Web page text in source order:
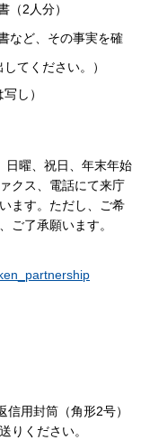
（2人分）
など、その事実を確
てください。）
し）
日曜、祝日、年末年始
クス、電話にて来庁
ます。ただし、ご希
ご了承願います。
用封筒（角形2号）
りください。